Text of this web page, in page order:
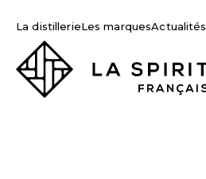
content
La distillerieLes marquesActualités